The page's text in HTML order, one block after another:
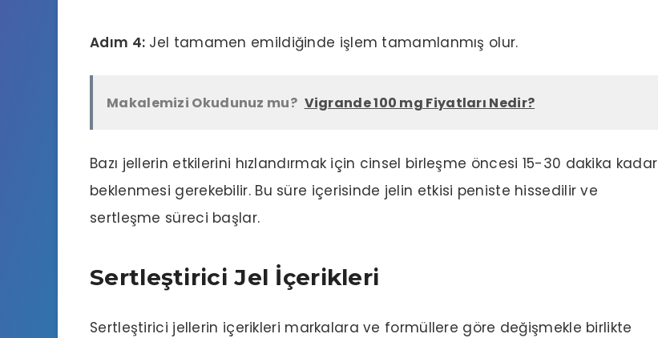
Adım 4: Jel tamamen emildiğinde işlem tamamlanmış olur.
Makalemizi Okudunuz mu? Vigrande 100 mg Fiyatları Nedir?
Bazı jellerin etkilerini hızlandırmak için cinsel birleşme öncesi 15-30 dakika kadar
beklenmesi gerekebilir. Bu süre içerisinde jelin etkisi peniste hissedilir ve
sertleşme süreci başlar.
Sertleştirici Jel İçerikleri
Sertleştirici jellerin içerikleri markalara ve formüllere göre değişmekle birlikte